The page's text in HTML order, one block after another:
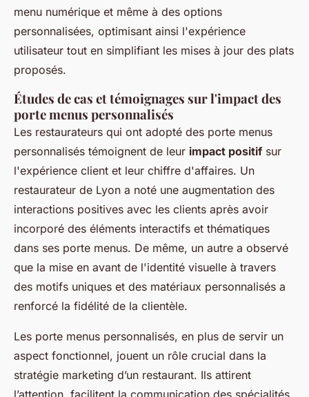
menu numérique et même à des options
personnalisées, optimisant ainsi l'expérience
utilisateur tout en simplifiant les mises à jour des plats
proposés.
Études de cas et témoignages sur l'impact des
porte menus personnalisés
Les restaurateurs qui ont adopté des porte menus
personnalisés témoignent de leur impact positif sur
l'expérience client et leur chiffre d'affaires. Un
restaurateur de Lyon a noté une augmentation des
interactions positives avec les clients après avoir
incorporé des éléments interactifs et thématiques
dans ses porte menus. De même, un autre a observé
que la mise en avant de l'identité visuelle à travers
des motifs uniques et des matériaux personnalisés a
renforcé la fidélité de la clientèle.
Les porte menus personnalisés, en plus de servir un
aspect fonctionnel, jouent un rôle crucial dans la
stratégie marketing d’un restaurant. Ils attirent
l’attention, facilitent la communication des spécialités,